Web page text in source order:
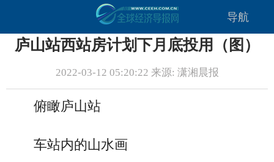
导航
庐山站西站房计划下月底投用（图）
2022-03-12 05:20:22 来源: 潇湘晨报
俯瞰庐山站
车站内的山水画